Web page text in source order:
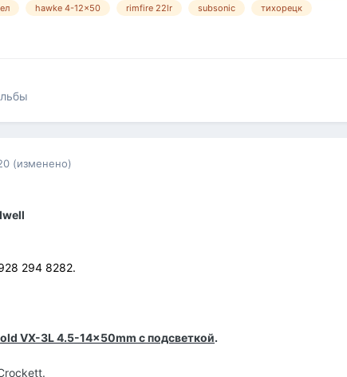
hawke 4-12x50 rimfire 22lr subsonic тихорецк
(изменено)
294 8282.
VX-3L 4.5-14x50mm с подсветкой.